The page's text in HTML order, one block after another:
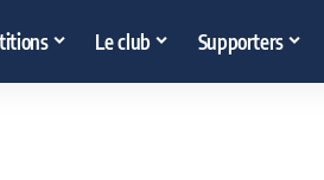
Le club Supporters